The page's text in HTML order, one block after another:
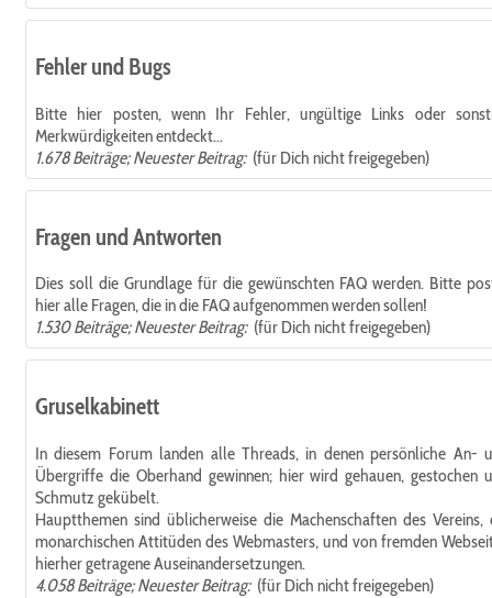
Fehler und Bugs
Bitte hier posten, wenn Ihr Fehler, ungültige Links oder
Merkwürdigkeiten entdeckt...
1.678 Beiträge; Neuester Beitrag:(für Dich nicht freigegeben)
Fragen und Antworten
Dies soll die Grundlage für die gewünschten FAQ werden. Bitte
hier alle Fragen, die in die FAQ aufgenommen werden sollen!
1.530 Beiträge; Neuester Beitrag:(für Dich nicht freigegeben)
Gruselkabinett
In diesem Forum landen alle Threads, in denen persönliche An-
Übergriffe die Oberhand gewinnen; hier wird gehauen, gestochen
Schmutz gekübelt.
Hauptthemen sind üblicherweise die Machenschaften des Vereins,
monarchischen Attitüden des Webmasters, und von fremden
hierher getragene Auseinandersetzungen.
4.058 Beiträge; Neuester Beitrag:(für Dich nicht freigegeben)